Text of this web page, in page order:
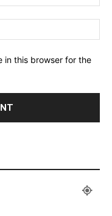
in this browser for the